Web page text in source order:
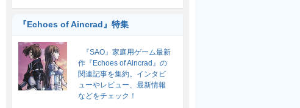
『Echoes of Aincrad』特集
『SAO』家庭用ゲーム最新
作『Echoes of Aincrad』の
関連記事を集約。インタビ
ューやレビュー、最新情報
などをチェック！